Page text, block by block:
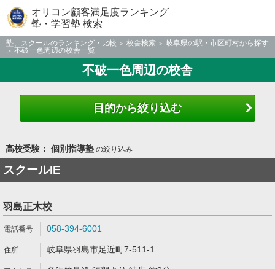
オリコン顧客満足度ランキング
塾・学習塾 検索
塾、スクールのランキング・比較 校舎検索
岐阜県の駅・市区町村から探す
不破一色周辺の校舎一覧
不破一色周辺の校舎
目的から絞り込む
高校受験： 個別指導塾の絞り込み
スクールIE
羽島正木校
058-394-6001
岐阜県羽島市足近町7-511-1